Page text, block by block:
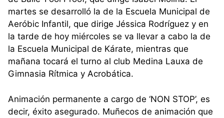
martes se desarrolló la de la Escuela Municipal de
Aeróbic Infantil, que dirige Jéssica Rodríguez y en
la tarde de hoy miércoles se va llevar a cabo la de
la Escuela Municipal de Kárate, mientras que
mañana tocará el turno al club Medina Lauxa de
Gimnasia Rítmica y Acrobática.
Animación permanente a cargo de ‘NON STOP’, es
decir, éxito asegurado. Muñecos de animación que